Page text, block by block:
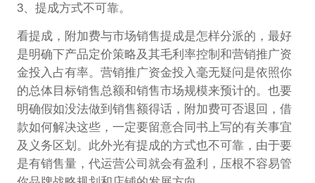
3、提成方式不可靠。
看提成，附加费与市场销售提成是怎样分派的，最好
是明确下产品定价策略及其毛利率控制和营销推广资
金投入占有率。营销推广资金投入毫无疑问是依照你
的总体目标销售总额和销售市场规模来预计的。也要
明确假如没法做到销售额得话，附加费可否退回，借
款如何解决这些，一定要留意合同书上写的有关事宜
及义务区划。此外光有提成的方式也不可靠，由于要
是有销售量，代运营公司就会有盈利，压根不容易管